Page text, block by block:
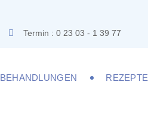
Termin : 0 23 03 - 1 39 77
BEHANDLUNGEN REZEPTE